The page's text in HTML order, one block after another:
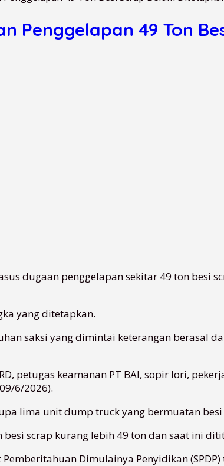
Penggelapan 49 Ton
dugaan penggelapan sekitar 49 ton besi
yang ditetapkan.
saksi yang dimintai keterangan berasal
petugas keamanan PT BAI, sopir lori,
6/2026).
lima unit dump truck yang bermuatan
scrap kurang lebih 49 ton dan saat ini
Dimulainya Penyidikan